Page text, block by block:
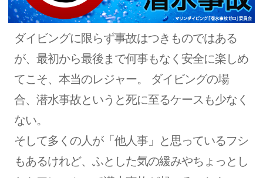
ダイビングに限らず事故はつきものではある
が、最初から最後まで何事もなく安全に楽しめ
てこそ、本当のレジャー。 ダイビングの場
合、潜水事故というと死に至るケースも少なく
ない。
そして多くの人が「他人事」と思っているフシ
もあるけれど、ふとした気の緩みやちょっとし